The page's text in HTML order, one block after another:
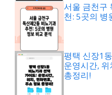
서울 금천구
천: 5곳의 병
평택 신장1
운영시간,
총정리!